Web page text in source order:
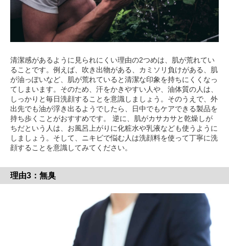
清潔感があるように見られにくい理由の2つめは、肌が荒れてい
ることです。例えば、吹き出物がある、カミソリ負けがある、肌
が油っぽいなど、肌が荒れていると清潔な印象を持ちにくくなっ
てしまいます。そのため、汗をかきやすい人や、油体質の人は、
しっかりと毎日洗顔することを意識しましょう。そのうえで、外
出先でも油が浮き出るようでしたら、日中でもケアできる製品を
持ち歩くことがおすすめです。 逆に、肌がカサカサと乾燥しが
ちだという人は、お風呂上がりに化粧水や乳液なども使うように
しましょう。そして、ニキビで悩む人は洗顔料を使って丁寧に洗
顔することを意識してみてください。
理由3：無臭